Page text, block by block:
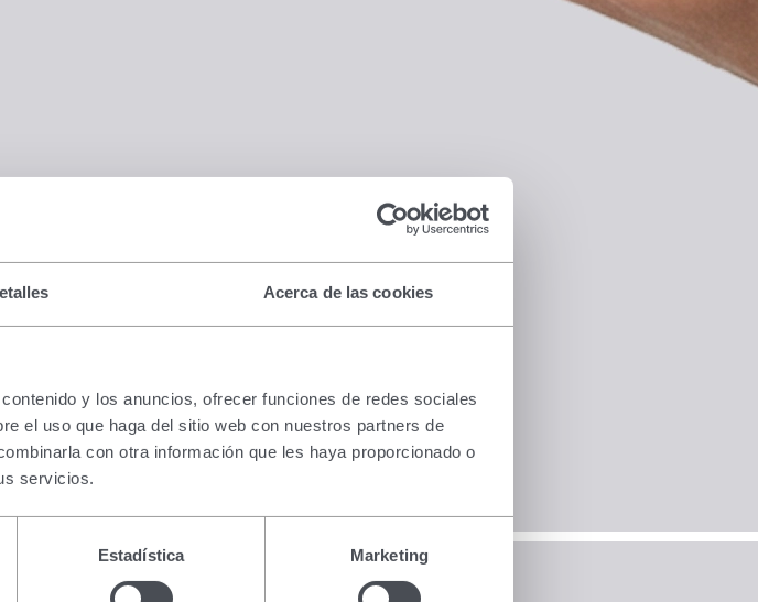
Acerca de las cookies
y los anuncios, ofrecer funciones de redes sociales
el uso que haga del sitio web con nuestros partners de
con otra información que les haya proporcionado o
servicios.
Estadística Marketing